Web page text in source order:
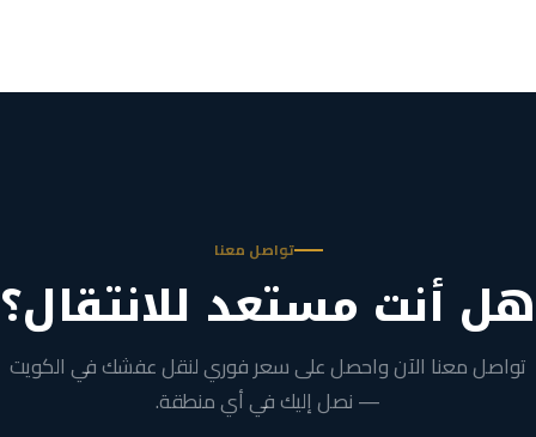
تواصل معنا
هل أنت مستعد للانتقال؟
تواصل معنا الآن واحصل على سعر فوري لنقل عفشك في الكويت
— نصل إليك في أي منطقة.